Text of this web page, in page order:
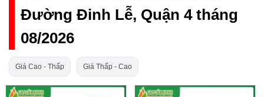
Đường Đinh Lễ, Quận 4 tháng
08/2026
Giá Cao - Thấp Giá Thấp - Cao